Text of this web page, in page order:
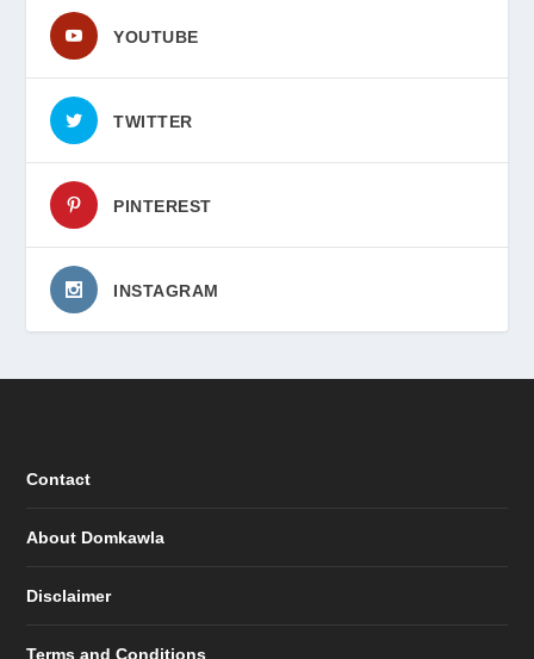
YOUTUBE
TWITTER
PINTEREST
INSTAGRAM
Contact
About Domkawla
Disclaimer
Terms and Conditions